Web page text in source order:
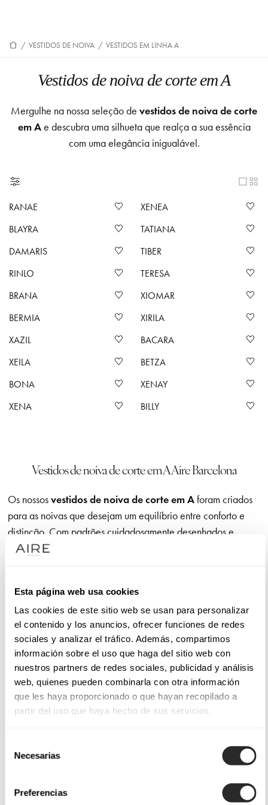
Esta página web usa cookies
Las cookies de este sitio web se usan para personalizar
el contenido y los anuncios, ofrecer funciones de redes
sociales y analizar el tráfico. Además, compartimos
información sobre el uso que haga del sitio web con
nuestros partners de redes sociales, publicidad y análisis
web, quienes pueden combinarla con otra información
que les haya proporcionado o que hayan recopilado a
partir del uso que haya hecho de sus servicios.
Necesarias
Preferencias
/ VESTIDOS DE NOIVA / VESTIDOS EM LINHA A
Vestidos de noiva de corte em A
Mergulhe na nossa seleção de vestidos de noiva de corte
em Ae descubra uma silhueta que realça a sua essência
com uma elegância inigualável.
RANAE
XENEA
BLAYRA
TATIANA
DAMARIS
TIBER
RINLO
TERESA
BRANA
XIOMAR
BERMIA
XIRILA
XAZIL
BACARA
XEILA
BETZA
BONA
XENAY
XENA
BILLY
Vestidos de noiva de corte em A Aire Barcelona
Os nossosvestidos de noiva de corte em Aforam criados
para as noivas que desejam um equilíbrio entre conforto e
distinção. Com padrões cuidadosamente desenhados e
tecidos de alta qualidade, criámos um estilo versátil que
saia progressivamente larga, proporciona leveza e fluidez de
movimentos.
Os nossos vestidos de noiva de corte em A
Se procura um design que favoreça a silhueta sem sacrificar
a sofisticação, os nossosvestidos de noiva de corte em
Apodem ser a escolha ideal. Com decotes subtis ou mangas
livre a acabamentos mais elaborados para casamentos
o seu dia e refletir a sua personalidade.